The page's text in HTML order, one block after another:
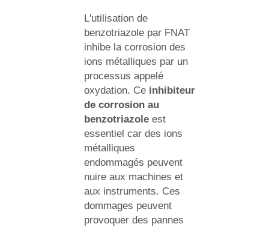
L'utilisation de
benzotriazole par FNAT
inhibe la corrosion des
ions métalliques par un
processus appelé
oxydation. Ce inhibiteur
de corrosion au
benzotriazole est
essentiel car des ions
métalliques
endommagés peuvent
nuire aux machines et
aux instruments. Ces
dommages peuvent
provoquer des pannes